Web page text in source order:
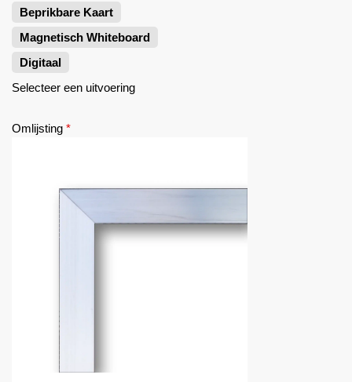
Beprikbare Kaart
Magnetisch Whiteboard
Digitaal
Selecteer een uitvoering
Omlijsting *